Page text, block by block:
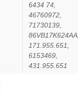
6434 74,
46760972,
71730139,
86VB17K624AA,
171.955.651,
6153469,
431.955.651